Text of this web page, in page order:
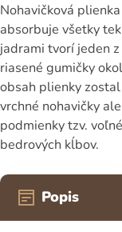
Nohavičková
absorbuje všetky
jadrami tvorí jeden
riasené gumičky
obsah plienky
vrchné nohavičky
podmienky tzv.
bedrových kĺbov.
Popis